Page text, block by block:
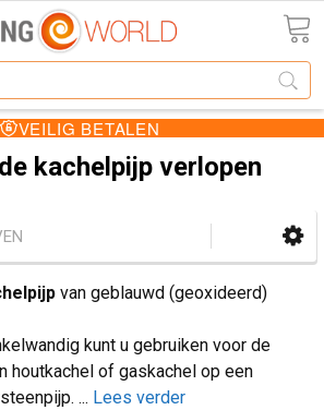
VEILIG BETALEN
kachelpijp verlopen
van geblauwd (geoxideerd)
kunt u gebruiken voor de
houtkachel of gaskachel op een
... Lees verder